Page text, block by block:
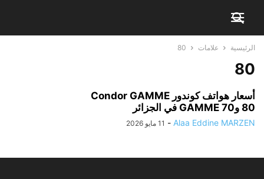
الرئيسية علامات 80
80
أسعار هواتف كوندور Condor GAMME
80 وGAMME 70 في الجزائر
Alaa Eddine MARZEN
- 11 مايو 2026